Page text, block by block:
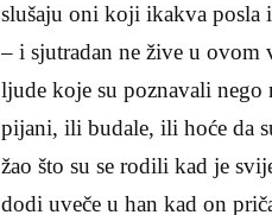
slušaju oni koji ikakva posla
– i sjutradan ne žive u ovom
ljude koje su poznavali
pijani, ili budale, ili hoće da
žao što su se rodili kad je
dodi uveče u han kad on